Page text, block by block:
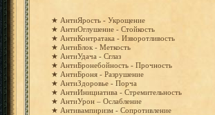
★ АнтиЯрость - Укрощение
★ АнтиОглушение - Стойкость
★ АнтиКонтратака - Изворотливость
★ АнтиБлок - Меткость
★ АнтиУдача - Сглаз
★ АнтиБронебойность - Прочность
★ АнтиБроня - Разрушение
★ АнтиЗдоровье - Порча
★ АнтиИнициатива - Стремительность
★ АнтиУрон – Ослабление
★ Антивампиризм - Сопротивление